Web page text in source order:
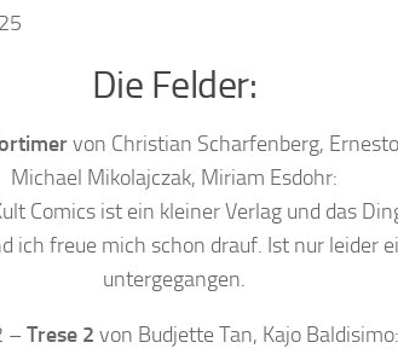
Die Felder:
von Christian Scharfenberg,
Michael Mikolajczak, Miriam Esdohr:
Comics ist ein kleiner Verlag und das
ich freue mich schon drauf. Ist nur leider
untergegangen.
–Trese 2 von Budjette Tan, Kajo Baldisimo: